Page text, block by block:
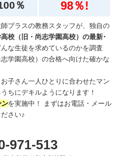
％ 98％!
プラスの教務スタッフが、独自の
校（旧・尚志学園高校）の最新･
な生徒を求めているのかを調査
学園高校）の合格へ向けた確かな
子さん一人ひとりに合わせたマン
ちにデキルようになります！
を実施中！ まずはお電話・メール
さい♪
971-513